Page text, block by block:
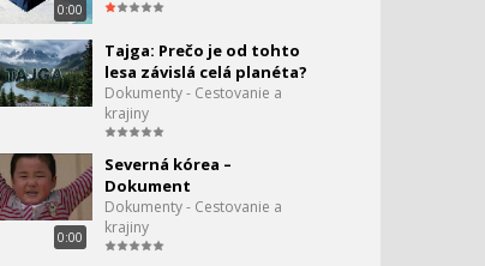
0:00
Tajga: Prečo je od tohto
lesa závislá celá planéta?
Dokumenty - Cestovanie a
krajiny
0:00
Severná kórea –
Dokument
Dokumenty - Cestovanie a
krajiny